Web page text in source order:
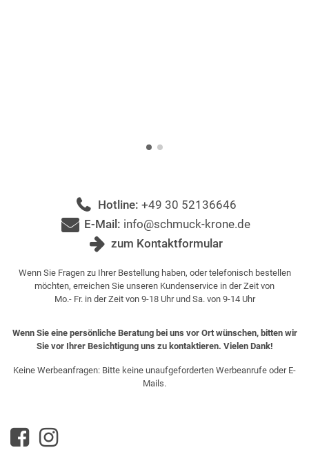
Hotline: +49 30 52136646
E-Mail: info@schmuck-krone.de
zum Kontaktformular
Wenn Sie Fragen zu Ihrer Bestellung haben, oder telefonisch bestellen
möchten, erreichen Sie unseren Kundenservice in der Zeit von
Mo.- Fr. in der Zeit von 9-18 Uhr und Sa. von 9-14 Uhr
Wenn Sie eine persönliche Beratung bei uns vor Ort wünschen, bitten wir
Sie vor Ihrer Besichtigung uns zu kontaktieren. Vielen Dank!
Keine Werbeanfragen: Bitte keine unaufgeforderten Werbeanrufe oder E-
Mails.